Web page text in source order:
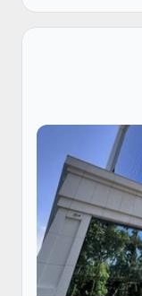
мероси